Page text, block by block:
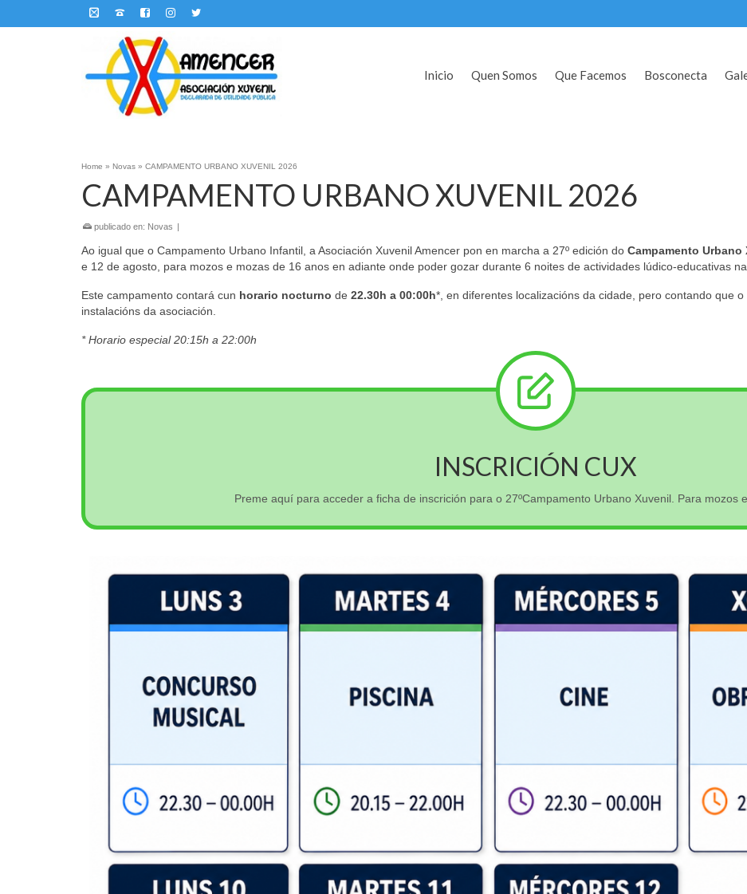
Inicio Quen Somos Que Facemos Bosconecta
Home » Novas » CAMPAMENTO URBANO XUVENIL 2026
CAMPAMENTO URBANO XUVENIL 2026
publicado en: Novas |
Ao igual que o Campamento Urbano Infantil, a Asociación Xuvenil Amencer pon en marcha a 27º edición do Campamento Urbano
e 12 de agosto, para mozos e mozas de 16 anos en adiante onde poder gozar durante 6 noites de actividades lúdico-educativas
Este campamento contará cun horario nocturno de 22.30h a 00:00h*, en diferentes localizacións da cidade, pero contando que
instalacións da asociación.
* Horario especial 20:15h a 22:00h
INSCRICIÓN CUX
Preme aquí para acceder a ficha de inscrición para o 27ºCampamento Urbano Xuvenil. Para mozos